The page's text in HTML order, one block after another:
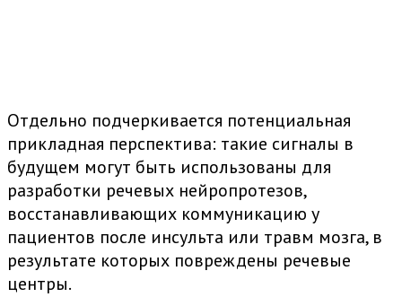
Отдельно подчеркивается потенциальная
прикладная перспектива: такие сигналы в
будущем могут быть использованы для
разработки речевых нейропротезов,
восстанавливающих коммуникацию у
пациентов после инсульта или травм мозга, в
результате которых повреждены речевые
центры.